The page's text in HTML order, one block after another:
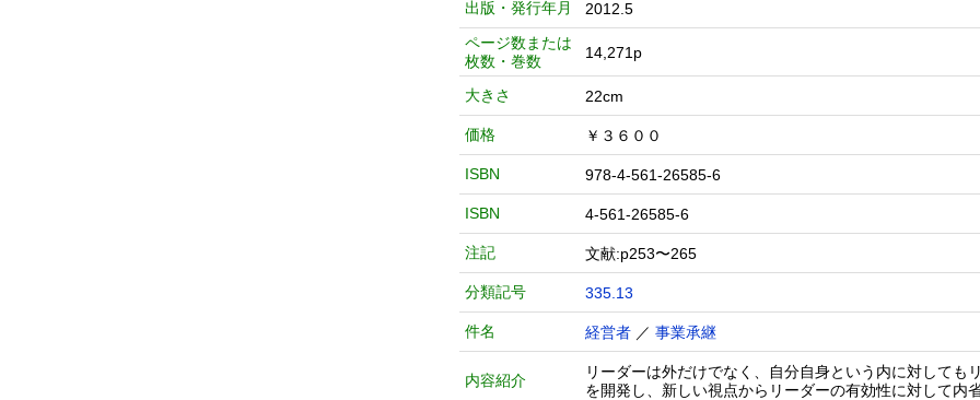
出版・発行年月
2012.5
ページ数または
枚数・巻数
14,271p
大きさ 22cm
価格 ￥３６００
ISBN 978-4-561-26585-6
ISBN 4-561-26585-6
注記 文献:p253〜265
分類記号 335.13
件名 経営者 ／ 事業承継
内容紹介
リーダーは外だけでなく、自分自身という内に対して
を開発し、新しい視点からリーダーの有効性に対して内